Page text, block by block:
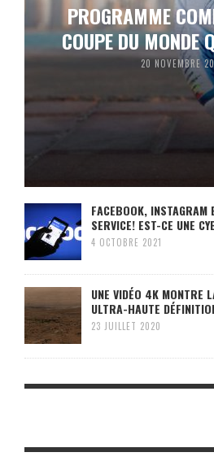
PROGRAMME
COUPE DU MONDE
20 NOVEMBRE
FACEBOOK,
SERVICE! EST-CE UNE
4 OCTOBRE 2021
UNE VIDÉO 4K MONTRE
ULTRA-HAUTE
23 JUILLET 2020